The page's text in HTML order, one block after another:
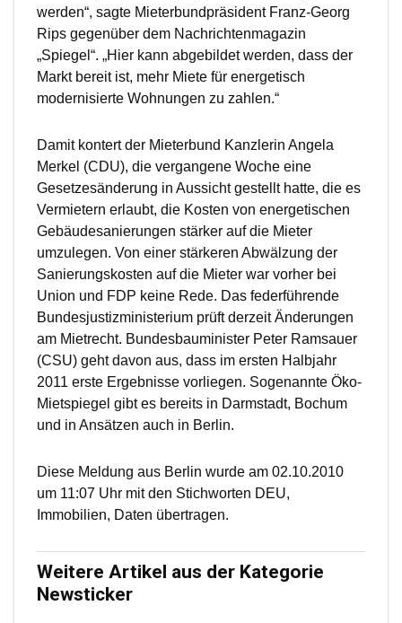
werden“, sagte Mieterbundpräsident Franz-Georg
Rips gegenüber dem Nachrichtenmagazin
„Spiegel“. „Hier kann abgebildet werden, dass der
Markt bereit ist, mehr Miete für energetisch
modernisierte Wohnungen zu zahlen.“
Damit kontert der Mieterbund Kanzlerin Angela
Merkel (CDU), die vergangene Woche eine
Gesetzesänderung in Aussicht gestellt hatte, die es
Vermietern erlaubt, die Kosten von energetischen
Gebäudesanierungen stärker auf die Mieter
umzulegen. Von einer stärkeren Abwälzung der
Sanierungskosten auf die Mieter war vorher bei
Union und FDP keine Rede. Das federführende
Bundesjustizministerium prüft derzeit Änderungen
am Mietrecht. Bundesbauminister Peter Ramsauer
(CSU) geht davon aus, dass im ersten Halbjahr
2011 erste Ergebnisse vorliegen. Sogenannte Öko-
Mietspiegel gibt es bereits in Darmstadt, Bochum
und in Ansätzen auch in Berlin.
Diese Meldung aus Berlin wurde am 02.10.2010
um 11:07 Uhr mit den Stichworten DEU,
Immobilien, Daten übertragen.
Weitere Artikel aus der Kategorie
Newsticker